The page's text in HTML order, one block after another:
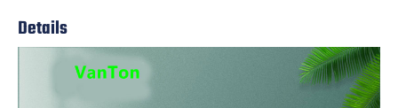
Details